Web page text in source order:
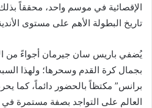
الإقصائية في موسم واحد، محققاً
تاريخ البطولة الأهم على مستوى
يُضفي باريس سان جيرمان أجواءً من
بجمال كرة القدم وسحرها؛ ولهذا
برانس” مكتظاً بالحضور دائماً، كما